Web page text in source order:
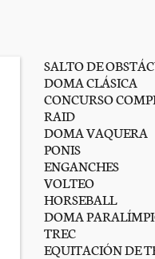
SALTO DE
DOMA CLÁSICA
CONCURSO
RAID
DOMA VAQUERA
PONIS
ENGANCHES
VOLTEO
HORSEBALL
DOMA
TREC
EQUITACIÓN DE